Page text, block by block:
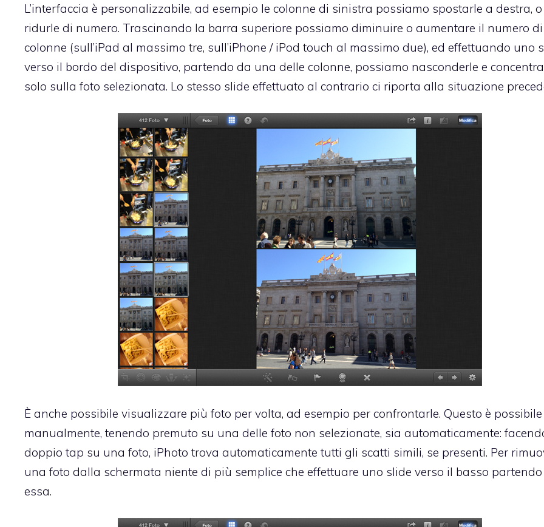
L’interfaccia è personalizzabile, ad esempio le colonne di sinistra possiamo spostarle a destra, o
ridurle di numero. Trascinando la barra superiore possiamo diminuire o aumentare il numero di
colonne (sull’iPad al massimo tre, sull’iPhone / iPod touch al massimo due), ed effettuando uno
verso il bordo del dispositivo, partendo da una delle colonne, possiamo nasconderle e
solo sulla foto selezionata. Lo stesso slide effettuato al contrario ci riporta alla situazione
È anche possibile visualizzare più foto per volta, ad esempio per confrontarle. Questo è
manualmente, tenendo premuto su una delle foto non selezionate, sia automaticamente:
doppio tap su una foto, iPhoto trova automaticamente tutti gli scatti simili, se presenti. Per
una foto dalla schermata niente di più semplice che effettuare uno slide verso il basso
essa.